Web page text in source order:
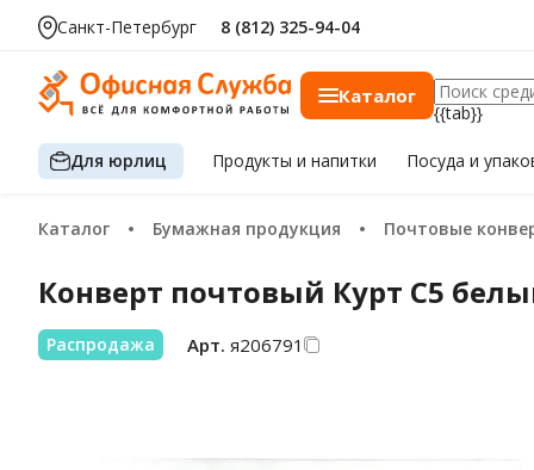
Санкт-Петербург 8 (812) 325-94-04
Каталог
{{tab}}
Для юрлиц Продуктыи напитки Посуда и
Каталог Бумажная продукция Почтовые конверты и
Конверт почтовый Курт C5
за шт.
Распродажа Арт. я206791